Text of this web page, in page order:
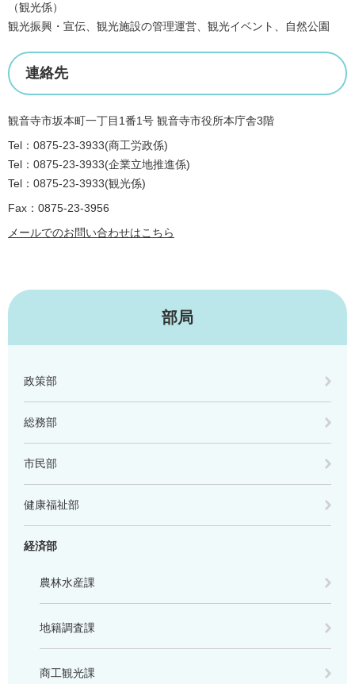
（観光係）
観光振興・宣伝、観光施設の管理運営、観光イベント、自然公園
連絡先
観音寺市坂本町一丁目1番1号 観音寺市役所本庁舎3階
Tel：0875-23-3933 商工労政係
Tel：0875-23-3933 企業立地推進係
Tel：0875-23-3933 観光係
Fax：0875-23-3956
メールでのお問い合わせはこちら
部局
政策部
総務部
市民部
健康福祉部
経済部
農林水産課
地籍調査課
商工観光課